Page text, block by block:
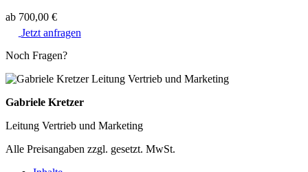
ab 700,00 €
Jetzt anfragen
Noch Fragen?
Gabriele Kretzer
Leitung Vertrieb und Marketing
Alle Preisangaben zzgl. gesetzt. MwSt.